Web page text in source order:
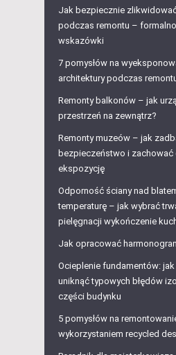
Jak bezpiecznie
podczas remontu –
wskazówki
7 pomysłów na
architektury podczas
Remonty balkonów – jak
przestrzeń na zewnątrz?
Remonty muzeów – jak
bezpieczeństwo i
ekspozycję
Odporność ściany nad
temperaturę – jak wybrać
pielęgnacji wykończenie
Jak opracować
Ocieplenie fundamentów: jak
uniknąć typowych błędów
części budynku
5 pomysłów na
wykorzystaniem recycled